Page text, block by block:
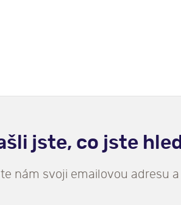
jste, co jste
nám svoji emailovou adresu